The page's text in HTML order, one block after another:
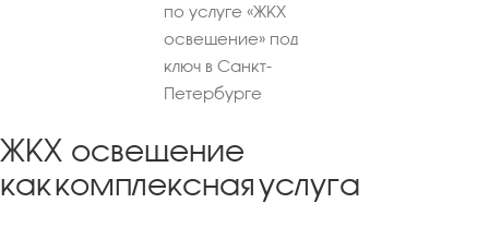
по услуге «ЖКХ
освещение» под
ключ в Санкт-
Петербурге
ЖКХ освещение
как комплексная услуга